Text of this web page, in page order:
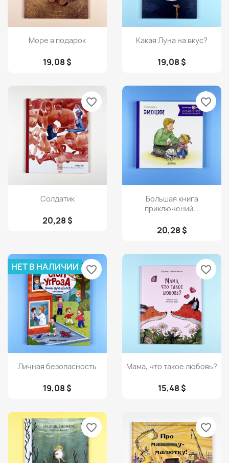
Просмотр
Море в подарок
19,08 $
 Просмотр
Какая Луна на вкус?
19,08 $
Просмотр
Солдатик
20,28 $
favorite_border
Просмотр
Большая книга
приключений...
20,28 $
favorite_border
Просмотр
Личная безопасность
19,08 $
НЕТ В НАЛИЧИИ favorite_border
Просмотр
Мама, что такое любовь?
15,48 $
favorite_border
favorite_border favorite_border